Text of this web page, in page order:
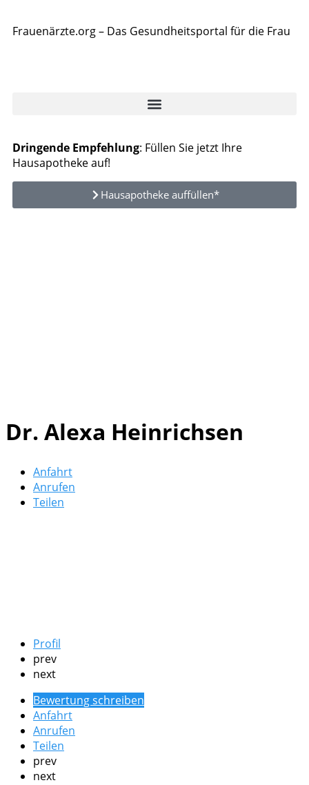
Frauenärzte.org – Das Gesundheitsportal für die Frau
Dringende Empfehlung: Füllen Sie jetzt Ihre
Hausapotheke auf!
Hausapotheke auffüllen*
Dr. Alexa Heinrichsen
Anfahrt
Anrufen
Teilen
Profil
prev
next
Bewertung schreiben
Anfahrt
Anrufen
Teilen
prev
next